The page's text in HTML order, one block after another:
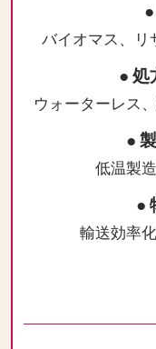
バイオマス、リ
● 処
ウォーターレス
●
低温製
●
輸送効率